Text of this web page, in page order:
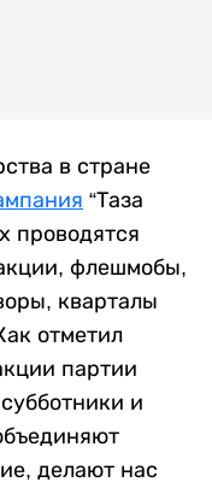
в стране
“Таза
проводятся
флешмобы,
кварталы
отметил
партии
и
делают нас